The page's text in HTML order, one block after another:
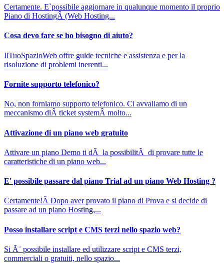
Certamente. E`possibile aggiornare in qualunque momento il proprio
Piano di HostingÂ (Web Hosting...
Cosa devo fare se ho bisogno di aiuto?
IlTuoSpazioWeb offre guide tecniche e assistenza e per la
risoluzione di problemi inerenti...
Fornite supporto telefonico?
No, non forniamo supporto telefonico. Ci avvaliamo di un
meccanismo diÂ ticket systemÂ molto...
Attivazione di un piano web gratuito
Attivare un piano Demo ti dÃ la possibilitÃ di provare tutte le
caratteristiche di un piano web...
E' possibile passare dal piano Trial ad un piano Web Hosting ?
Certamente!Â Dopo aver provato il piano di Prova e si decide di
passare ad un piano Hosting,...
Posso installare script e CMS terzi nello spazio web?
Si Ã¨ possibile installare ed utilizzare script e CMS terzi,
commerciali o gratuiti, nello spazio...